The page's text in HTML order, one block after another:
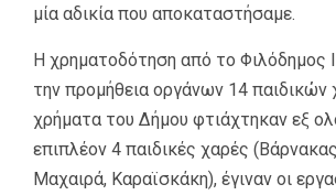
μία αδικία που αποκαταστήσαμε.
Η χρηματοδότηση από το Φιλόδημος
την προμήθεια οργάνων 14
χρήματα του Δήμου φτιάχτηκαν εξ
επιπλέον 4 παιδικές χαρές
Μαχαιρά, Καραϊσκάκη), έγιναν οι